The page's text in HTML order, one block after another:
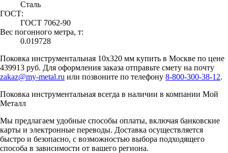
Сталь
ГОСТ:
ГОСТ 7062-90
Вес погонного метра, т:
0.019728
Поковка инструментальная 10х320 мм купить в Москве по цене
439913 руб. Для оформления заказа отправьте смету на почту
zakaz@my-metal.ru или позвоните по телефону 8-800-300-38-12.
Поковка инструментальная всегда в наличии в компании Мой
Металл
Мы предлагаем удобные способы оплаты, включая банковские
карты и электронные переводы. Доставка осуществляется
быстро и безопасно, с возможностью выбора подходящего
способа в зависимости от вашего региона.